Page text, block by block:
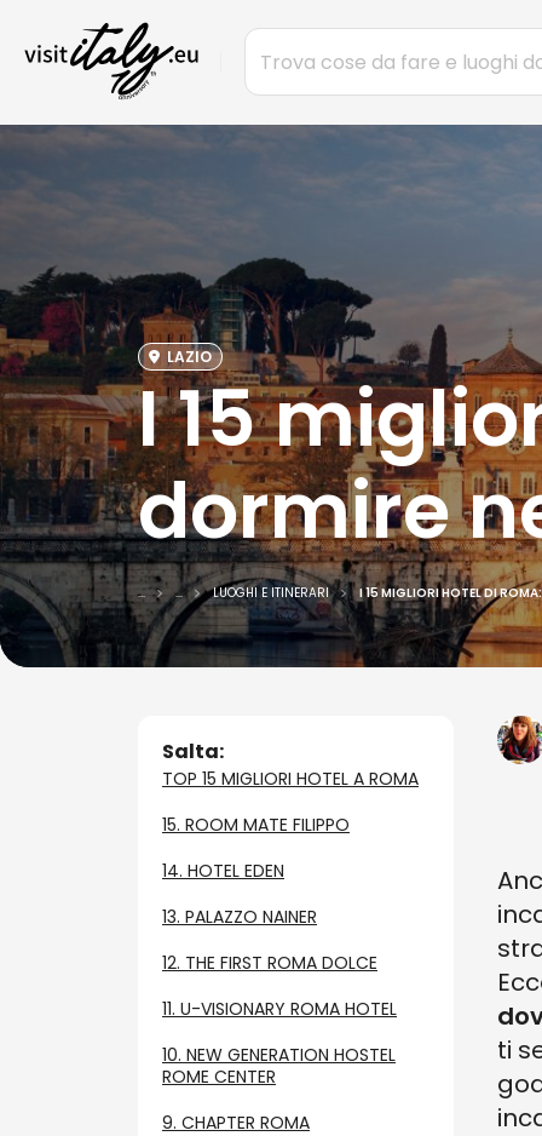
LAZIO
I 15
dormire
... ... LUOGHI E ITINERARI I 15 MIGLIORI HOTEL DI
Salta:
TOP 15 MIGLIORI HOTEL A ROMA
15. ROOM MATE FILIPPO
14. HOTEL EDEN
13. PALAZZO NAINER
12. THE FIRST ROMA DOLCE
11. U-VISIONARY ROMA HOTEL
10. NEW GENERATION HOSTEL
ROME CENTER
9. CHAPTER ROMA
ti